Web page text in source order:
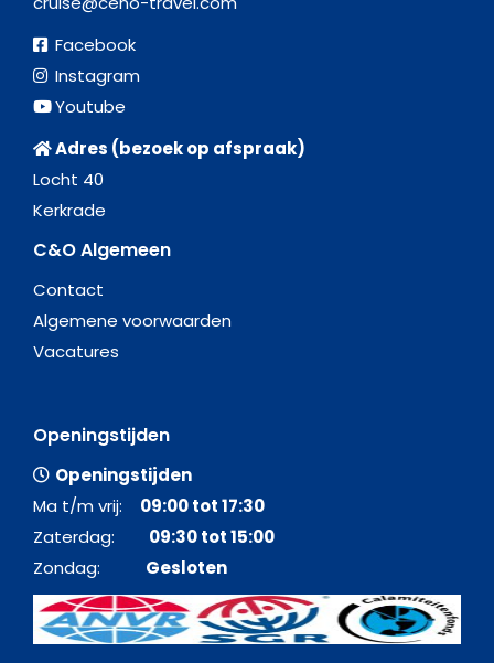
Facebook
Instagram
Youtube
Adres (bezoek op afspraak)
Locht 40
Kerkrade
C&O Algemeen
Contact
Algemene voorwaarden
Vacatures
Openingstijden
Openingstijden
Ma t/m vrij: 09:00 tot 17:30
Zaterdag: 09:30 tot 15:00
Zondag: Gesloten